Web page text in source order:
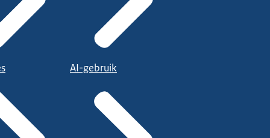
AI-gebruik